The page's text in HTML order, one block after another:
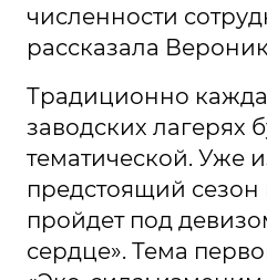
численности
рассказала
Традиционно
заводских лагерях
тематической. Уже
предстоящий сезон
пройдет под
сердце». Тема